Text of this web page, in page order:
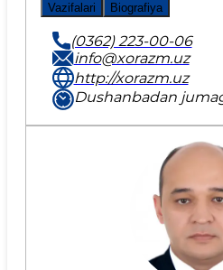
Vazifalari Biografiya
(0362) 223-00-06
info@xorazm.uz
http://xorazm.uz
Dushanbadan